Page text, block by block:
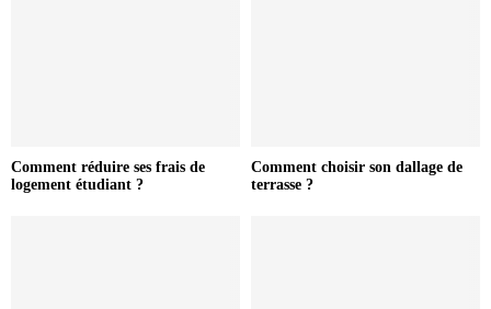
Comment réduire ses frais de
logement étudiant ?
Comment choisir son dallage de
terrasse ?